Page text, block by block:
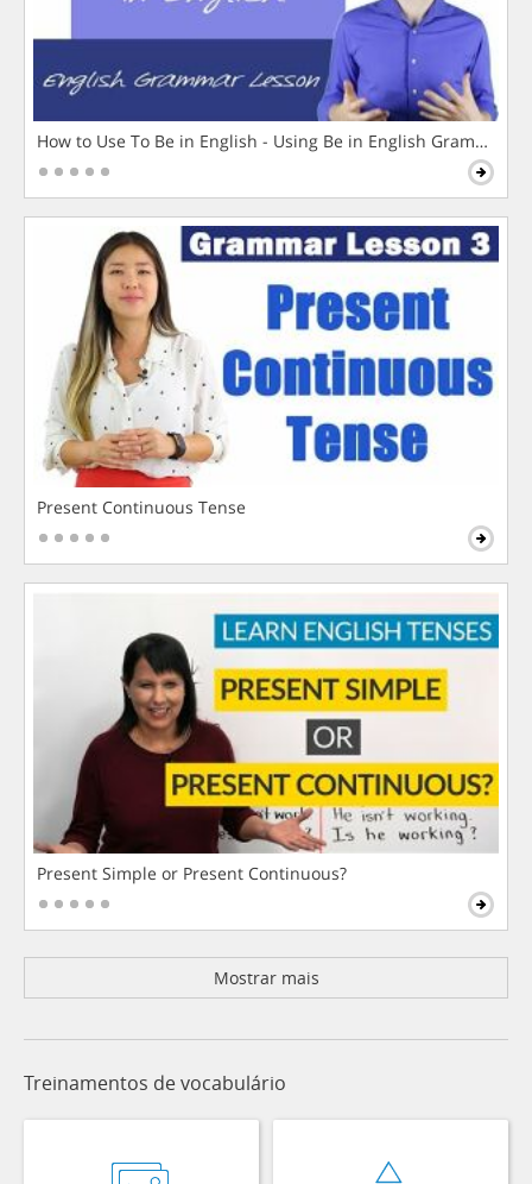
How to Use To Be in English - Using Be in English Grammar
Present Continuous Tense
Present Simple or Present Continuous?
Mostrar mais
Treinamentos de vocabulário